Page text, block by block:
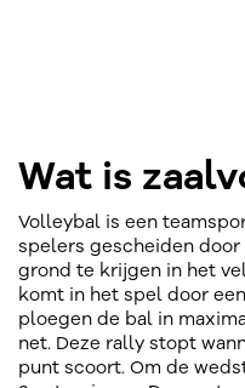
Wat is
Volleybal is een
spelers gescheiden
grond te krijgen in het
komt in het spel door
ploegen de bal in
net. Deze rally stopt
punt scoort. Om de